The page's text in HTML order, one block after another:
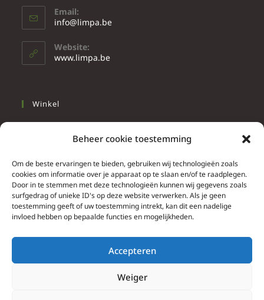
Beheer cookie toestemming
Om de beste ervaringen te bieden, gebruiken wij technologieën zoals
cookies om informatie over je apparaat op te slaan en/of te raadplegen.
Door in te stemmen met deze technologieën kunnen wij gegevens zoals
surfgedrag of unieke ID's op deze website verwerken. Als je geen
toestemming geeft of uw toestemming intrekt, kan dit een nadelige
invloed hebben op bepaalde functies en mogelijkheden.
Accepteren
Weiger
Email:
info@limpa.be
Website:
www.limpa.be
Winkel
Wonen
Info
Contacteer ons